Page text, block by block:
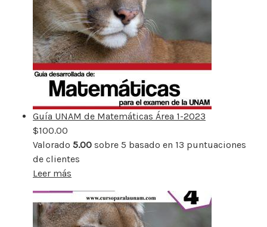
Guía UNAM de Matemáticas Área 1-2023
$100.00
Valorado 5.00 sobre 5 basado en 13 puntuaciones
de clientes
Leer más